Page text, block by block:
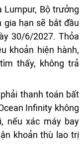
Lumpur, Bộ trưởng
gia hạn sẽ bắt đầu
30/6/2027. Thỏa
khoản hiện hành,
thấy, không trả
thanh toán bất
Infinity không
nếu xác máy bay
khoản thù lao trị